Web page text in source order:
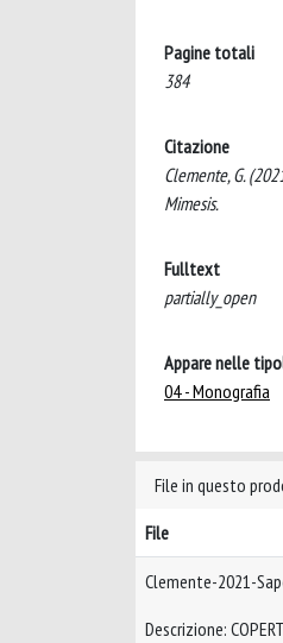
Pagine totali
384
Citazione
Clemente, G.
Mimesis.
Fulltext
partially_open
Appare nelle
04 - Monografia
File in questo
File
Clemente-2021-
Descrizione: